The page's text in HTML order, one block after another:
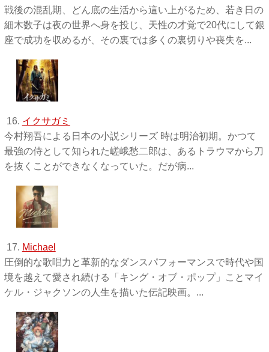
戦後の混乱期、どん底の生活から這い上がるため、若き日の
細木数子は夜の世界へ身を投じ、天性の才覚で20代にして銀
座で成功を収めるが、その裏では多くの裏切りや喪失を...
16. イクサガミ
今村翔吾による日本の小説シリーズ 時は明治初期。かつて
最強の侍として知られた嵯峨愁二郎は、あるトラウマから刀
を抜くことができなくなっていた。だが病...
17. Michael
圧倒的な歌唱力と革新的なダンスパフォーマンスで時代や国
境を越えて愛され続ける「キング・オブ・ポップ」ことマイ
ケル・ジャクソンの人生を描いた伝記映画。...